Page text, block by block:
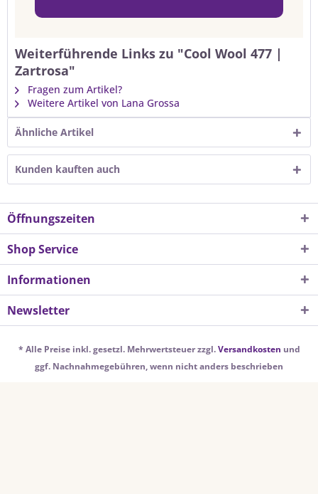
Weiterführende Links zu "Cool Wool 477 |
Zartrosa"
Fragen zum Artikel?
Weitere Artikel von Lana Grossa
Ähnliche Artikel
Kunden kauften auch
Öffnungszeiten
Shop Service
Informationen
Newsletter
* Alle Preise inkl. gesetzl. Mehrwertsteuer zzgl.Versandkosten und
ggf. Nachnahmegebühren, wenn nicht anders beschrieben